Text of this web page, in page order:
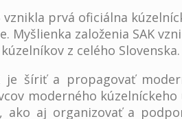
vznikla prvá oficiálna
Myšlienka založenia SAK
z celého Slovenska.
je šíriť a propagovať
moderného
ako aj organizovať a